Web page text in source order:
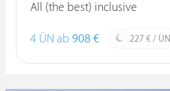
All (the best) inclusive
4 ÜN ab 908 € 227 € / ÜN